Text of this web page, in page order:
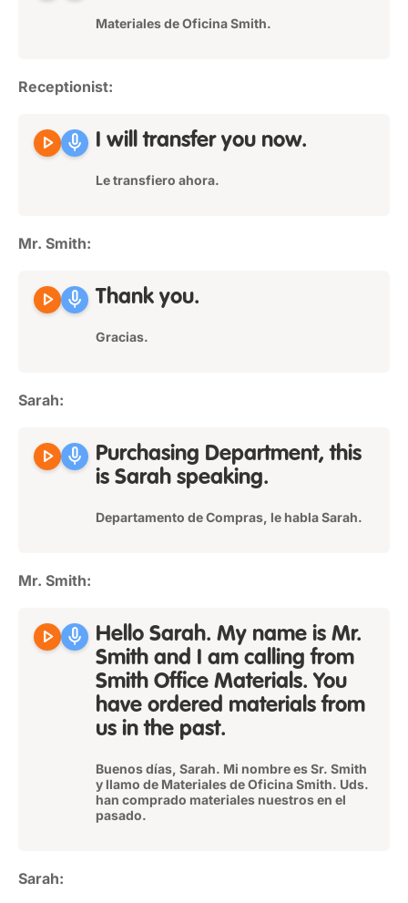
Materiales de Oficina Smith.
Receptionist:
play_arrow mic I will transfer you now.
Le transfiero ahora.
Mr. Smith:
play_arrow mic Thank you.
Gracias.
Sarah:
play_arrow mic Purchasing Department, this
is Sarah speaking.
Departamento de Compras, le habla Sarah.
Mr. Smith:
play_arrow mic Hello Sarah. My name is Mr.
Smith and I am calling from
Smith Office Materials. You
have ordered materials from
us in the past.
Buenos días, Sarah. Mi nombre es Sr. Smith
y llamo de Materiales de Oficina Smith. Uds.
han comprado materiales nuestros en el
pasado.
Sarah: